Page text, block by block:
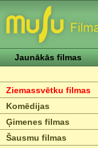
Jaunākās filmas
Ziemassvētku filmas
Komēdijas
Ģimenes filmas
Šausmu filmas